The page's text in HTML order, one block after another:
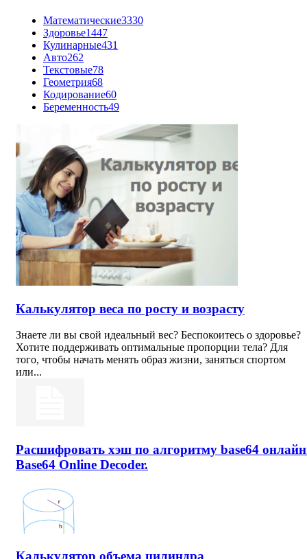
Математические3330
Здоровье1447
Кулинарные431
Авто262
Текстовые78
Геометрия68
Кодирование60
Беременность49
Калькулятор веса по росту и возрасту
Знаете ли вы свой идеальный вес? Беспокоитесь о здоровье?
Хотите поддерживать оптимальные пропорции тела? Для
того, чтобы начать менять образ жизни, заняться спортом
или...
Расшифровать хэш по алгоритму base64
Base64 Online Decoder.